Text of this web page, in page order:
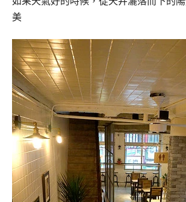
美